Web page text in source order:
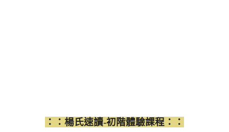
：：楊氏速讀-初階體驗課程：：